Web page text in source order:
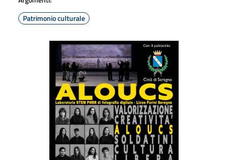
Patrimonio culturale